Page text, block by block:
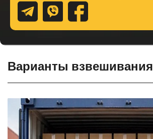
Варианты взвешивания